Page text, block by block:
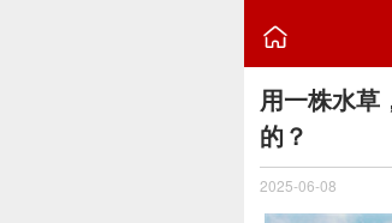

用一株水草
的？
2025-06-08